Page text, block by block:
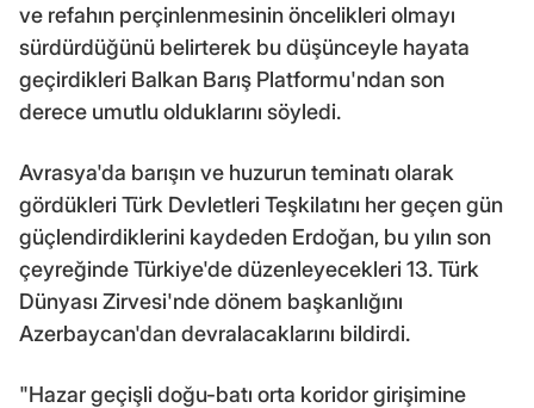
ve refahın perçinlenmesinin öncelikleri olmayı
sürdürdüğünü belirterek bu düşünceyle hayata
geçirdikleri Balkan Barış Platformu'ndan son
derece umutlu olduklarını söyledi.
Avrasya'da barışın ve huzurun teminatı olarak
gördükleri Türk Devletleri Teşkilatını her geçen gün
güçlendirdiklerini kaydeden Erdoğan, bu yılın son
çeyreğinde Türkiye'de düzenleyecekleri 13. Türk
Dünyası Zirvesi'nde dönem başkanlığını
Azerbaycan'dan devralacaklarını bildirdi.
"Hazar geçişli doğu-batı orta koridor girişimine